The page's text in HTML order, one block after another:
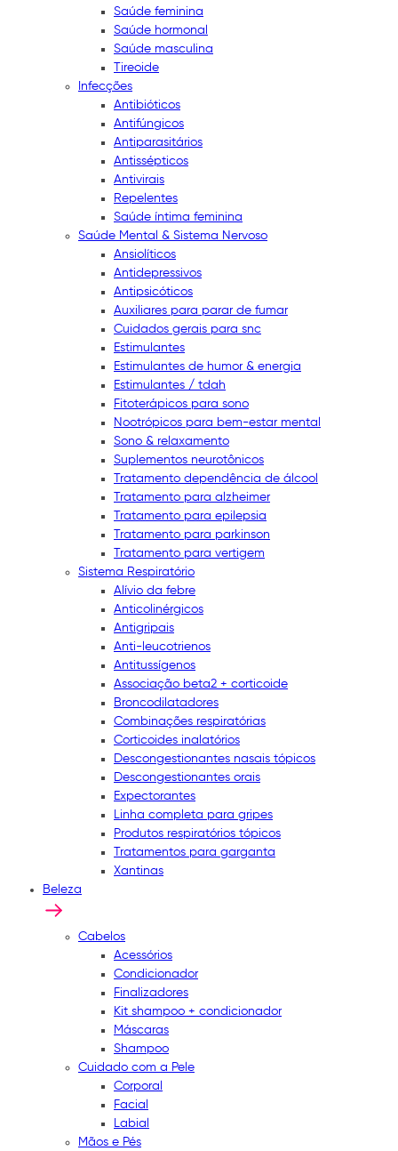
Saúde feminina
Saúde hormonal
Saúde masculina
Tireoide
Infecções
Antibióticos
Antifúngicos
Antiparasitários
Antissépticos
Antivirais
Repelentes
Saúde íntima feminina
Saúde Mental & Sistema Nervoso
Ansiolíticos
Antidepressivos
Antipsicóticos
Auxiliares para parar de fumar
Cuidados gerais para snc
Estimulantes
Estimulantes de humor & energia
Estimulantes / tdah
Fitoterápicos para sono
Nootrópicos para bem-estar mental
Sono & relaxamento
Suplementos neurotônicos
Tratamento dependência de álcool
Tratamento para alzheimer
Tratamento para epilepsia
Tratamento para parkinson
Tratamento para vertigem
Sistema Respiratório
Alívio da febre
Anticolinérgicos
Antigripais
Anti-leucotrienos
Antitussígenos
Associação beta2 + corticoide
Broncodilatadores
Combinações respiratórias
Corticoides inalatórios
Descongestionantes nasais tópicos
Descongestionantes orais
Expectorantes
Linha completa para gripes
Produtos respiratórios tópicos
Tratamentos para garganta
Xantinas
Beleza
Cabelos
Acessórios
Condicionador
Finalizadores
Kit shampoo + condicionador
Máscaras
Shampoo
Cuidado com a Pele
Corporal
Facial
Labial
Mãos e Pés